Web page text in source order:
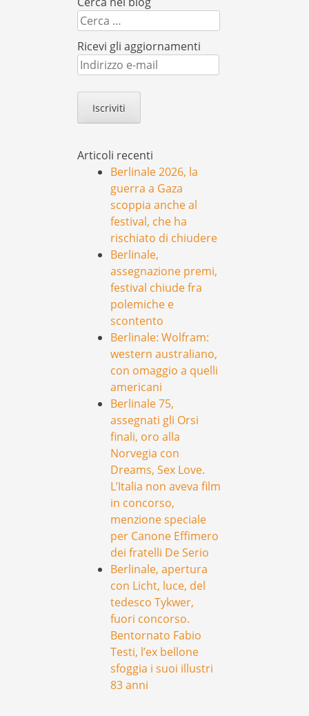
Cerca
Ricevi gli aggiornamenti
Indirizzo
e-
mail
Articoli recenti
Berlinale 2026, la
guerra a Gaza
scoppia anche al
festival, che ha
rischiato di chiudere
Berlinale,
assegnazione premi,
festival chiude fra
polemiche e
scontento
Berlinale: Wolfram:
western australiano,
con omaggio a quelli
americani
Berlinale 75,
assegnati gli Orsi
finali, oro alla
Norvegia con
Dreams, Sex Love.
L’Italia non aveva film
in concorso,
menzione speciale
per Canone Effimero
dei fratelli De Serio
Berlinale, apertura
con Licht, luce, del
tedesco Tykwer,
fuori concorso.
Bentornato Fabio
Testi, l’ex bellone
sfoggia i suoi illustri
83 anni